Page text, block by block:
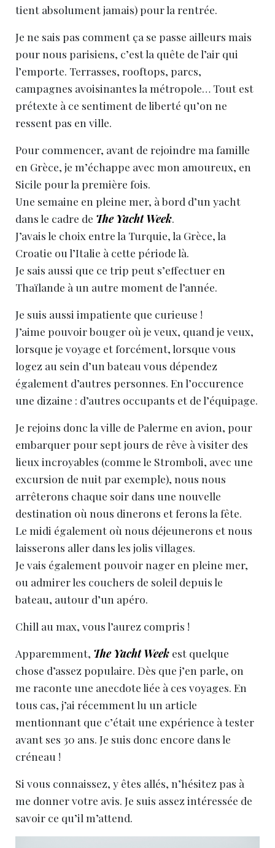
tient absolument jamais) pour la rentrée.
Je ne sais pas comment ça se passe ailleurs mais
pour nous parisiens, c’est la quête de l’air qui
l’emporte. Terrasses, rooftops, parcs,
campagnes avoisinantes la métropole… Tout est
prétexte à ce sentiment de liberté qu’on ne
ressent pas en ville.
Pour commencer, avant de rejoindre ma famille
en Grèce, je m’échappe avec mon amoureux, en
Sicile pour la première fois.
Une semaine en pleine mer, à bord d’un yacht
dans le cadre de The Yacht Week.
J’avais le choix entre la Turquie, la Grèce, la
Croatie ou l’Italie à cette période là.
Je sais aussi que ce trip peut s’effectuer en
Thaïlande à un autre moment de l’année.
Je suis aussi impatiente que curieuse !
J’aime pouvoir bouger où je veux, quand je veux,
lorsque je voyage et forcément, lorsque vous
logez au sein d’un bateau vous dépendez
également d’autres personnes. En l’occurence
une dizaine : d’autres occupants et de l’équipage.
Je rejoins donc la ville de Palerme en avion, pour
embarquer pour sept jours de rêve à visiter des
lieux incroyables (comme le Stromboli, avec une
excursion de nuit par exemple), nous nous
arrêterons chaque soir dans une nouvelle
destination où nous dinerons et ferons la fête.
Le midi également où nous déjeunerons et nous
laisserons aller dans les jolis villages.
Je vais également pouvoir nager en pleine mer,
ou admirer les couchers de soleil depuis le
bateau, autour d’un apéro.
Chill au max, vous l’aurez compris !
Apparemment, The Yacht Week est quelque
chose d’assez populaire. Dès que j’en parle, on
me raconte une anecdote liée à ces voyages. En
tous cas, j’ai récemment lu un article
mentionnant que c’était une expérience à tester
avant ses 30 ans. Je suis donc encore dans le
créneau !
Si vous connaissez, y êtes allés, n’hésitez pas à
me donner votre avis. Je suis assez intéressée de
savoir ce qu’il m’attend.